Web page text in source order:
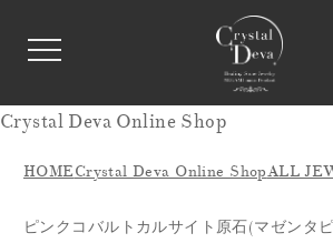
Crystal Deva Online Shop
HOMECrystal Deva Online ShopALL
ピンクコバルトカルサイト原石(マゼンタ